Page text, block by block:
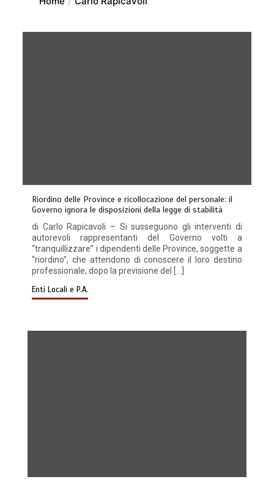
Riordino delle Province e ricollocazione del personale: il
Governo ignora le disposizioni della legge di stabilità
di Carlo Rapicavoli – Si susseguono gli interventi di
autorevoli rappresentanti del Governo volti a
“tranquillizzare” i dipendenti delle Province, soggette a
“riordino”, che attendono di conoscere il loro destino
professionale, dopo la previsione del […]
Enti Locali e P.A.